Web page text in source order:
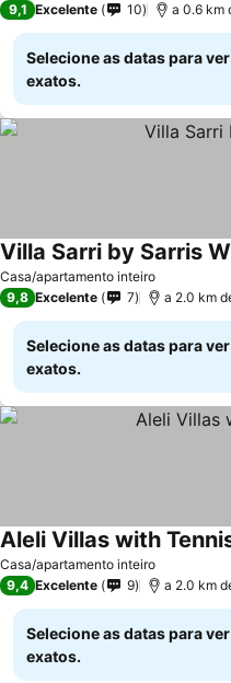
9,1 Excelente 10 a 0.6 km
Selecione as datas para
exatos.
Casa/apartamento inteiro
Villa Sarri by Sarris
9,8 Excelente 7 a 2.0 km
Selecione as datas para
exatos.
Casa/apartamento inteiro
Aleli Villas with
9,4 Excelente 9 a 2.0 km
Selecione as datas para
exatos.